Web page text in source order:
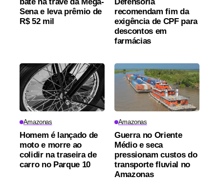
Sena e leva prêmio de
R$ 52 mil
recomendam fim da
exigência de CPF para
descontos em
farmácias
Amazonas
Homem é lançado de
moto e morre ao
colidir na traseira de
carro no Parque 10
Amazonas
Guerra no Oriente
Médio e seca
pressionam custos do
transporte fluvial no
Amazonas